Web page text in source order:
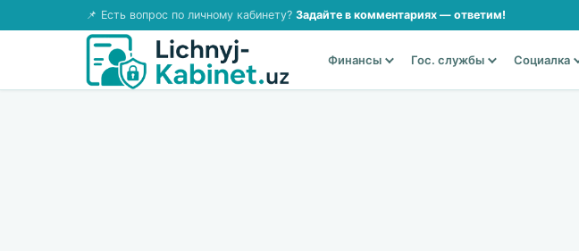
📌 Есть вопрос по личному кабинету? Задайте в комментариях — ответим!
Финансы Гос. службы Социалка